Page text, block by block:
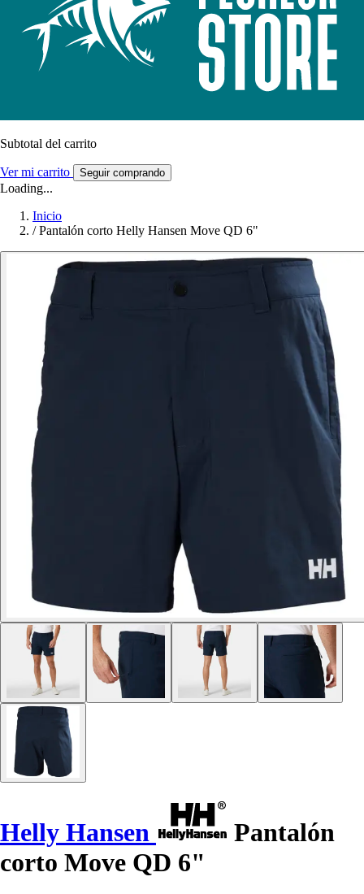
Subtotal del carrito
Ver mi carrito Seguir comprando
Loading...
Inicio
/ Pantalón corto Helly Hansen Move QD 6"
Helly Hansen
Pantalón
corto Move QD 6"